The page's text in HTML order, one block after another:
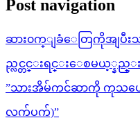
Post navigation
ဆား၀က္ျခံေတြကိုအျပီး
ည္လင္တင္းရင္းေစမယ့္နည္း
”သားအိမ်ကင်ဆာကို ကုသပေ
လက်ပက်)”